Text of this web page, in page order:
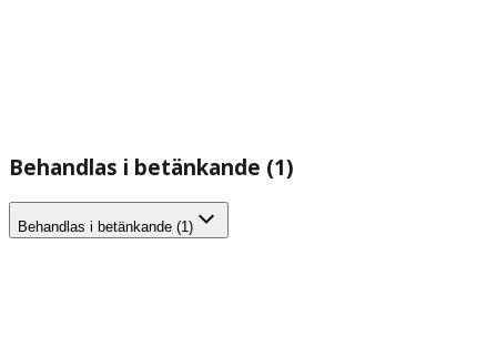
Behandlas i betänkande (1)
Behandlas i betänkande (1)